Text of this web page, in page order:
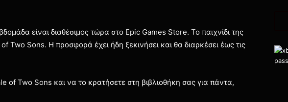
είναι διαθέσιμος τώρα στο Epic Games Store. Το παιχνίδι της
Two Sons. Η προσφορά έχει ήδη ξεκινήσει και θα διαρκέσει έως τις
of Two Sons και να το κρατήσετε στη βιβλιοθήκη σας για πάντα,